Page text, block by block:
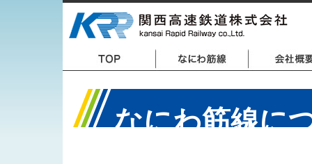
なにわ筋線に